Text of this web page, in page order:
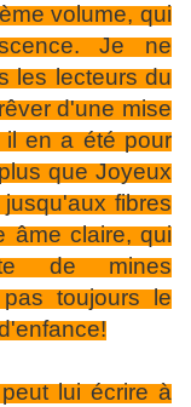
volume, qui
Je ne
les lecteurs du
d'une mise
il en a été pour
que Joyeux
fibres
âme claire, qui
de mines
toujours le
lui écrire à